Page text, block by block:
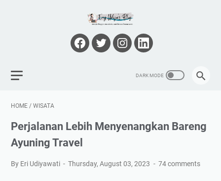
HOME / WISATA
Perjalanan Lebih Menyenangkan Bareng
Ayuning Travel
By Eri Udiyawati Thursday, August 03, 2023 74 comments